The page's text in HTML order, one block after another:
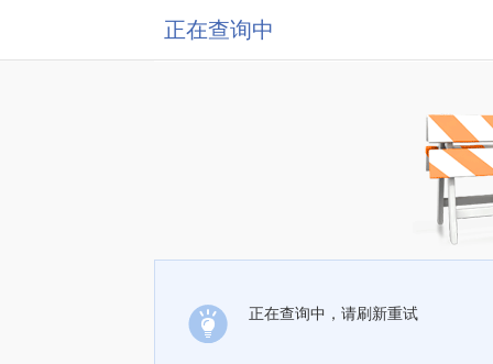
正在查询中
正在查询中，请刷新重试